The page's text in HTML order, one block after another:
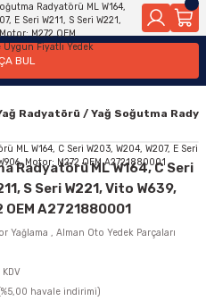
Motor Elektrik
Ateşleme Buji Bobin Buji Kablosu
Alternatör Marş Motoru
BUL
Radyatörü / Yağ Soğutma
Radyatörü ML W164, C Seri
S Seri W221, Vito W639,
A2721880001
Yağlama , Alman Oto Yedek Parçaları
havale indirimi)